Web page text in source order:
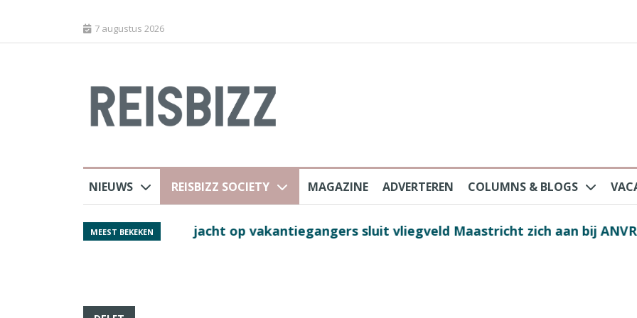
7 augustus 2026
NIEUWS REISBIZZ SOCIETY MAGAZINE ADVERTEREN COLUMNS & BLOGS
MEEST BEKEKEN
Spaans verkeersbureau na protesten massatoerisme: ‘Nederlandse